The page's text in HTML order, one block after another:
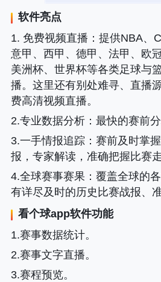
软件亮点
1. 免费视频直播 ：提供NBA、
意甲、西甲、德甲、法甲、欧
美洲杯、世界杯等各类足球与
播。这里还有别处难寻、直播
费高清视频直播。
2.专业数据分析：最快的赛前
3.一手情报追踪 ：赛前及时掌
报，专家解读，准确把握比赛
4.全球赛事赛果 ：覆盖全球的
有详尽及时的历史比赛战报、
看个球app软件功能
1.赛事数据统计。
2.赛事文字直播。
3.赛程预览。